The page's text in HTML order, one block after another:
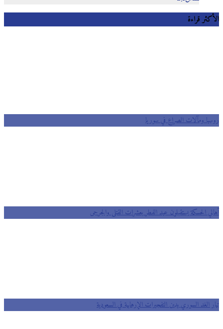
الأكثر قراءة
روسيا ومآلات الصراع في سوريا
أهالي الحسكة يستقبلون عيد الفطر بعشرات القتلى والجرحى
تيار الغد السوري يدين التفجيرات الإرهابية في السعودية